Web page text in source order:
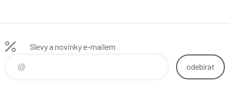
Slevy a novinky e-mailem
odebírat